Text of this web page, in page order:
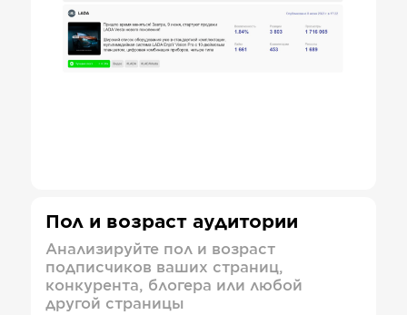
Пол и возраст аудитории
Анализируйте пол и возраст
подписчиков ваших страниц,
конкурента, блогера или любой
другой страницы